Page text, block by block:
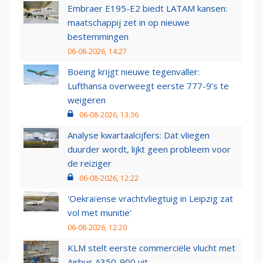
Embraer E195-E2 biedt LATAM kansen:
maatschappij zet in op nieuwe
bestemmingen
06-08-2026, 14:27
Boeing krijgt nieuwe tegenvaller:
Lufthansa overweegt eerste 777-9’s te
weigeren
06-08-2026, 13:36
Analyse kwartaalcijfers: Dat vliegen
duurder wordt, lijkt geen probleem voor
de reiziger
06-08-2026, 12:22
'Oekraïense vrachtvliegtuig in Leipzig zat
vol met munitie'
06-08-2026, 12:20
KLM stelt eerste commerciële vlucht met